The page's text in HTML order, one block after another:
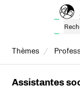
Thèmes
Assistantes